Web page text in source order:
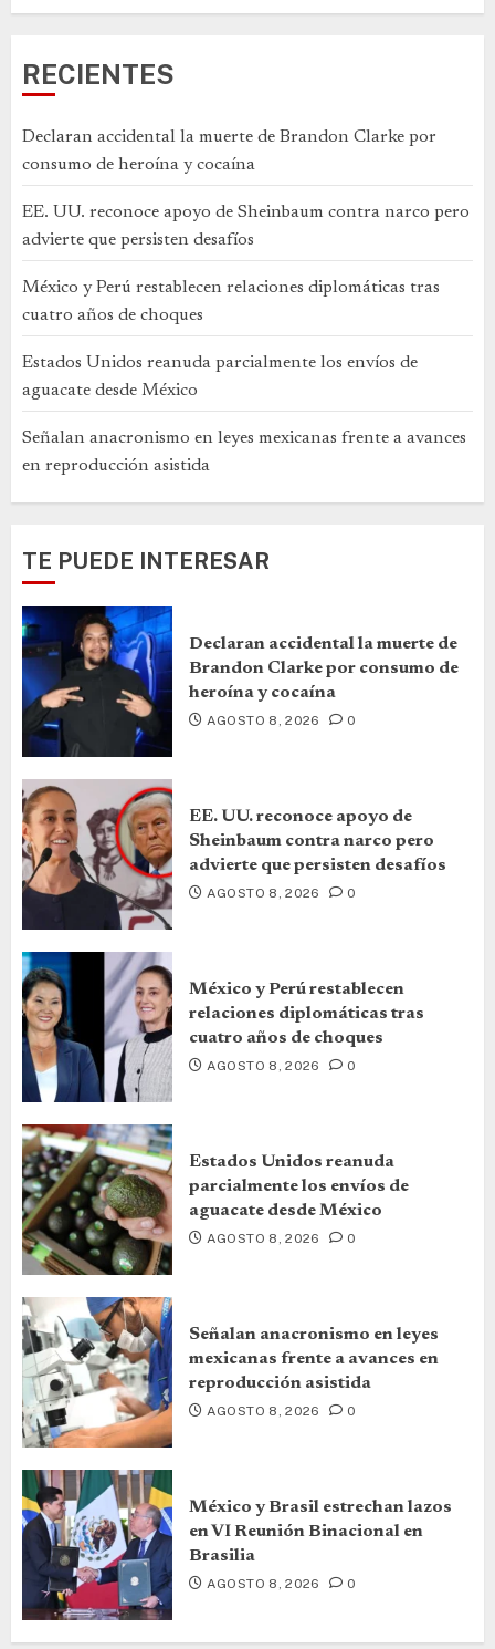
RECIENTES
Declaran accidental la muerte de Brandon Clarke por
consumo de heroína y cocaína
EE. UU. reconoce apoyo de Sheinbaum contra narco pero
advierte que persisten desafíos
México y Perú restablecen relaciones diplomáticas tras
cuatro años de choques
Estados Unidos reanuda parcialmente los envíos de
aguacate desde México
Señalan anacronismo en leyes mexicanas frente a avances
en reproducción asistida
TE PUEDE INTERESAR
Declaran accidental la muerte de
Brandon Clarke por consumo de
heroína y cocaína
AGOSTO 8, 2026 0
EE. UU. reconoce apoyo de
Sheinbaum contra narco pero
advierte que persisten desafíos
AGOSTO 8, 2026 0
México y Perú restablecen
relaciones diplomáticas tras
cuatro años de choques
AGOSTO 8, 2026 0
Estados Unidos reanuda
parcialmente los envíos de
aguacate desde México
AGOSTO 8, 2026 0
Señalan anacronismo en leyes
mexicanas frente a avances en
reproducción asistida
AGOSTO 8, 2026 0
México y Brasil estrechan lazos
en VI Reunión Binacional en
Brasilia
AGOSTO 8, 2026 0